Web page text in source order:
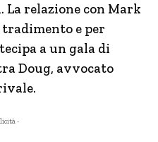
relazione con Mark
tradimento e per
a un gala di
Doug, avvocato
-